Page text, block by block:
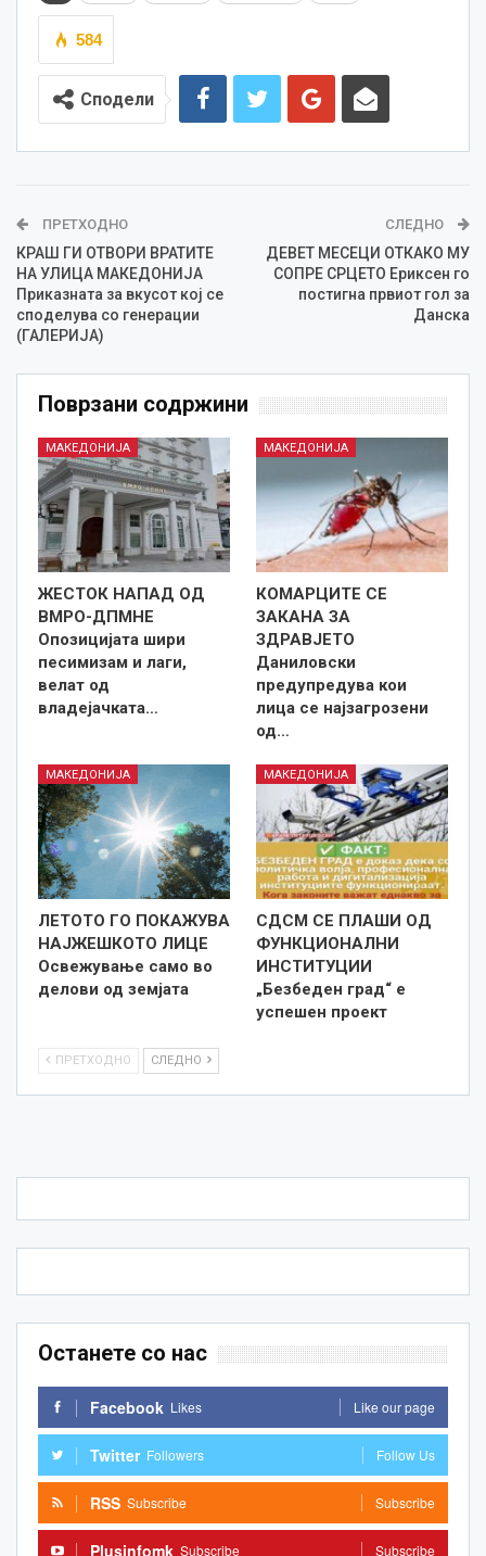
584
Сподели
ПРЕТХОДНО
КРАШ ГИ ОТВОРИ ВРАТИТЕ
НА УЛИЦА МАКЕДОНИЈА
Приказната за вкусот кој се
споделува со генерации
(ГАЛЕРИЈА)
СЛЕДНО
ДЕВЕТ МЕСЕЦИ ОТКАКО МУ
СОПРЕ СРЦЕТО Ериксен го
постигна првиот гол за
Данска
Поврзани содржини
МАКЕДОНИЈА
ЖЕСТОК НАПАД ОД
ВМРО-ДПМНЕ
Опозицијата шири
песимизам и лаги,
велат од
владејачката…
МАКЕДОНИЈА
КОМАРЦИТЕ СЕ
ЗАКАНА ЗА
ЗДРАВЈЕТО
Даниловски
предупредува кои
лица се најзагрозени
од…
МАКЕДОНИЈА
ЛЕТОТО ГО ПОКАЖУВА
НАЈЖЕШКОТО ЛИЦE
Освежување само во
делови од земјата
МАКЕДОНИЈА
СДСМ СЕ ПЛАШИ ОД
ФУНКЦИОНАЛНИ
ИНСТИТУЦИИ
„Безбеден град“ е
успешен проект
ПРЕТХОДНО СЛЕДНО
Останете со нас
Facebook Likes Like our page
Twitter Followers Follow Us
RSS Subscribe Subscribe
Plusinfomk Subscribe Subscribe